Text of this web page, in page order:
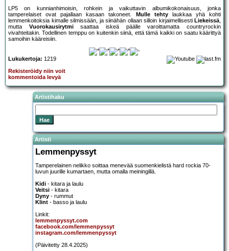
LP5 on kunnianhimoisin, rohkein ja vaikuttavin albumikokonaisuus, jonka
tamperelaiset ovat pajallaan kasaan takoneet.
Mulle tehtylaukkaa yhä kohti
lemmenkoitoksia kimalle silmissään, ja siinähän ollaan silloin kirjaimellisesti Liekeissä,
mutta Vuorokausirytmisaattaa iskeä päälle varoittamatta countryrockin
vivahteitakin. Todellinen temppu on kuitenkin siinä, että tämä kaikki on saatu käärittyä
samoihin kääreisiin.
Lukukertoja: 1219
Rekisteröidy niin voit
kommentoida levyä
Artistihaku
Artisti
Lemmenpyssyt
Tamperelainen nelikko soittaa menevää suomenkielistä hard rockia 70-
luvun juurille kumartaen, mutta omalla meiningillä.
Kidi - kitara ja laulu
Veitsi - kitara
Dyny - rummut
Klint - basso ja laulu
Linkit:
lemmenpyssyt.com
facebook.com/lemmenpyssyt
instagram.com/lemmenpyssyt
(Päivitetty 28.4.2025)